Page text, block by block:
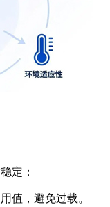
定：
值，避免过载。